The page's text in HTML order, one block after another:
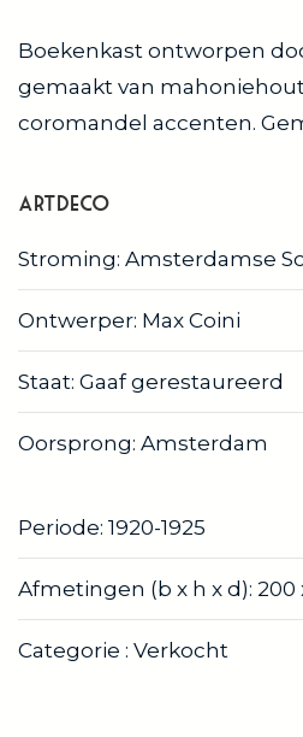
Boekenkast ontworpen
gemaakt van
coromandel accenten.
artdeco
Stroming: Amsterdamse
Ontwerper: Max Coini
Staat: Gaaf gerestaureerd
Oorsprong: Amsterdam
Periode: 1920-1925
Afmetingen (b x h x d): 200
Categorie : Verkocht